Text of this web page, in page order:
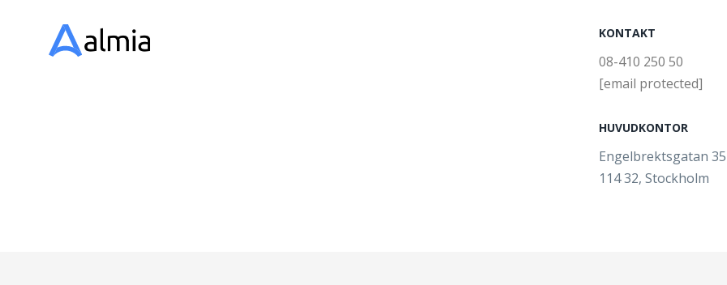
KONTAKT
08-410 250 50
[email protected]
HUVUDKONTOR
Engelbrektsgatan
114 32, Stockholm